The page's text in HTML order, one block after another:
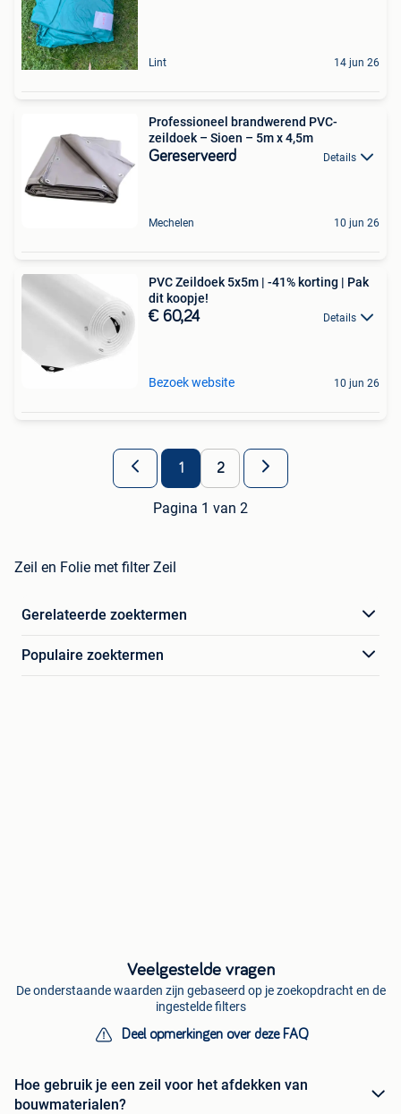
Lint 14 jun 26
Professioneel brandwerend PVC-
zeildoek – Sioen – 5m x 4,5m
Gereserveerd Details
Mechelen 10 jun 26
PVC Zeildoek 5x5m | -41% korting | Pak
dit koopje!
€ 60,24 Details
Bezoek website 10 jun 26
1 2
Pagina 1 van 2
Zeil en Folie met filter Zeil
Gerelateerde zoektermen
Populaire zoektermen
Veelgestelde vragen
De onderstaande waarden zijn gebaseerd op je zoekopdracht en de
ingestelde filters
Deel opmerkingen over deze FAQ
Hoe gebruik je een zeil voor het afdekken van
bouwmaterialen?